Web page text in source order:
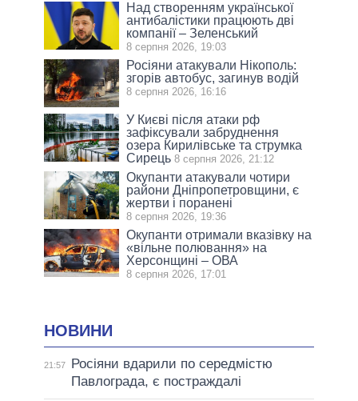
Над створенням української
антибалістики працюють дві
компанії – Зеленський
8 серпня 2026, 19:03
Росіяни атакували Нікополь:
згорів автобус, загинув водій
8 серпня 2026, 16:16
У Києві після атаки рф
зафіксували забруднення
озера Кирилівське та струмка
Сирець 8 серпня 2026, 21:12
Окупанти атакували чотири
райони Дніпропетровщини, є
жертви і поранені
8 серпня 2026, 19:36
Окупанти отримали вказівку на
«вільне полювання» на
Херсонщині – ОВА
8 серпня 2026, 17:01
НОВИНИ
21:57
Росіяни вдарили по середмістю
Павлограда, є постраждалі